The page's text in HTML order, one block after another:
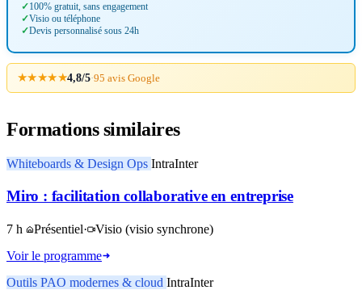
100% gratuit, sans engagement
Visio ou téléphone
Devis personnalisé sous 24h
★★★★★4,8/5·95 avis Google
Formations similaires
Whiteboards & Design Ops IntraInter
Miro : facilitation collaborative en entreprise
7 h Présentiel· Visio (visio synchrone)
Voir le programme
Outils PAO modernes & cloud IntraInter